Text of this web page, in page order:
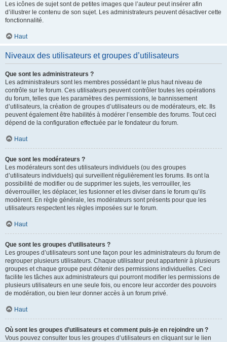
Les icônes de sujet sont de petites images que l’auteur peut insérer afin
d’illustrer le contenu de son sujet. Les administrateurs peuvent désactiver cette
fonctionnalité.
Haut
Niveaux des utilisateurs et groupes d’utilisateurs
Que sont les administrateurs ?
Les administrateurs sont les membres possédant le plus haut niveau de
contrôle sur le forum. Ces utilisateurs peuvent contrôler toutes les opérations
du forum, telles que les paramètres des permissions, le bannissement
d’utilisateurs, la création de groupes d’utilisateurs ou de modérateurs, etc. Ils
peuvent également être habilités à modérer l’ensemble des forums. Tout ceci
dépend de la configuration effectuée par le fondateur du forum.
Haut
Que sont les modérateurs ?
Les modérateurs sont des utilisateurs individuels (ou des groupes
d’utilisateurs individuels) qui surveillent régulièrement les forums. Ils ont la
possibilité de modifier ou de supprimer les sujets, les verrouiller, les
déverrouiller, les déplacer, les fusionner et les diviser dans le forum qu’ils
modèrent. En règle générale, les modérateurs sont présents pour que les
utilisateurs respectent les règles imposées sur le forum.
Haut
Que sont les groupes d’utilisateurs ?
Les groupes d’utilisateurs sont une façon pour les administrateurs du forum de
regrouper plusieurs utilisateurs. Chaque utilisateur peut appartenir à plusieurs
groupes et chaque groupe peut détenir des permissions individuelles. Ceci
facilite les tâches aux administrateurs qui pourront modifier les permissions de
plusieurs utilisateurs en une seule fois, ou encore leur accorder des pouvoirs
de modération, ou bien leur donner accès à un forum privé.
Haut
Où sont les groupes d’utilisateurs et comment puis-je en rejoindre un ?
Vous pouvez consulter tous les groupes d’utilisateurs en cliquant sur le lien